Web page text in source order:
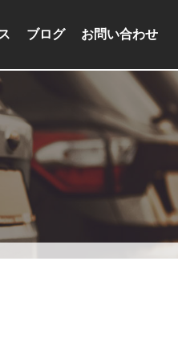
ブログ お問い合わせ